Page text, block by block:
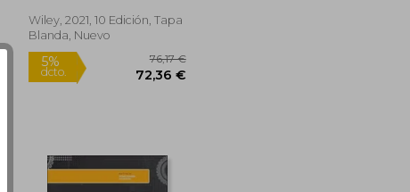
Wiley, 2021, 10 Edición, Tapa
Blanda, Nuevo